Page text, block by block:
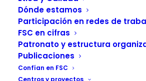
Dónde estamos
Participación en redes de
FSC en cifras
Patronato y estructura
Publicaciones
Confían en FSC
Centros y proyectos
El Proyecto
FSC
Madrid una
edición del